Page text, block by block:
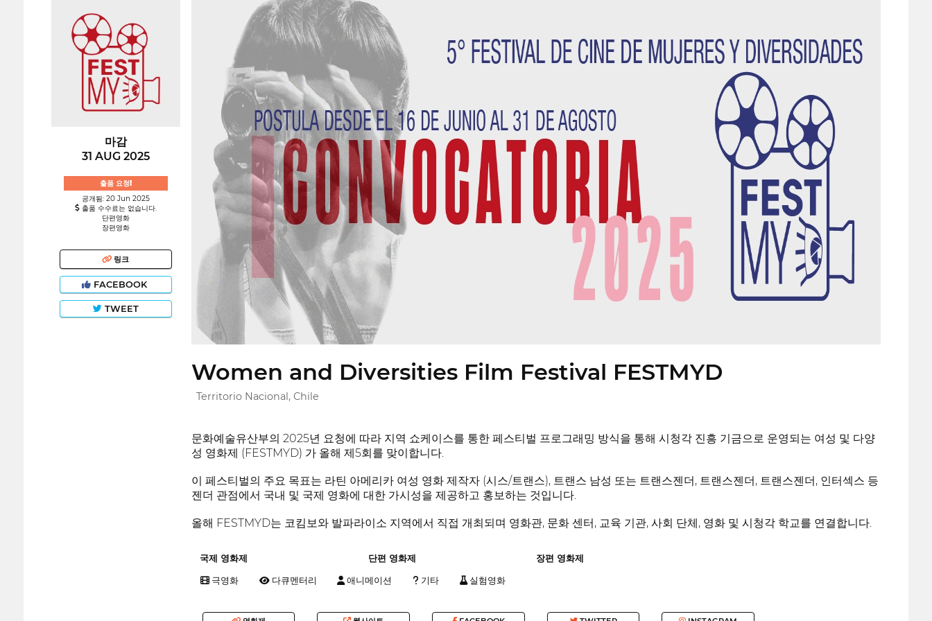
마감
31 AUG 2025
출품 요청!
공개됨: 20 Jun 2025
출품 수수료는 없습니다.
단편영화
장편영화
링크
FACEBOOK
TWEET
Women and Diversities Film Festival FESTMYD
Territorio Nacional, Chile
문화예술유산부의 2025년 요청에 따라 지역 쇼케이스를 통한 페스티벌 프로그래밍 방식을 통해 시청각 진흥 기금으로 운영되는 여성 및 다양
성 영화제 (FESTMYD) 가 올해 제5회를 맞이합니다.
이 페스티벌의 주요 목표는 라틴 아메리카 여성 영화 제작자 (시스/트랜스), 트랜스 남성 또는 트랜스젠더, 트랜스젠더, 트랜스젠더, 인터섹스 등
젠더 관점에서 국내 및 국제 영화에 대한 가시성을 제공하고 홍보하는 것입니다.
올해 FESTMYD는 코킴보와 발파라이소 지역에서 직접 개최되며 영화관, 문화 센터, 교육 기관, 사회 단체, 영화 및 시청각 학교를 연결합니다.
국제 영화제 단편 영화제 장편 영화제
극영화 다큐멘터리 애니메이션 기타 실험영화